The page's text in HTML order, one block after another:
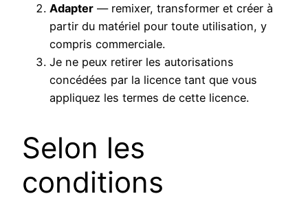
Adapter — remixer, transformer et créer à
partir du matériel pour toute utilisation, y
compris commerciale.
Je ne peux retirer les autorisations
concédées par la licence tant que vous
appliquez les termes de cette licence.
Selon les
conditions